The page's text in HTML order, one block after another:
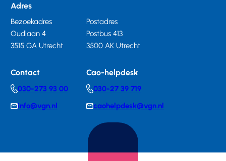
Adres
Bezoekadres
Oudlaan 4
3515 GA Utrecht
Postadres
Postbus 413
3500 AK Utrecht
Contact
Telephonenumber
030-273 93 00
E-info@vgn.nl
Cao-helpdesk
Telephonenumber
030-27 39 719
E-caohelpdesk@vgn.nl